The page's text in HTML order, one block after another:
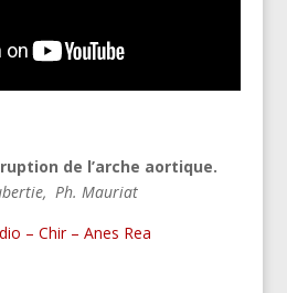
de l’arche aortique.
, Ph. Mauriat
– Chir – Anes Rea